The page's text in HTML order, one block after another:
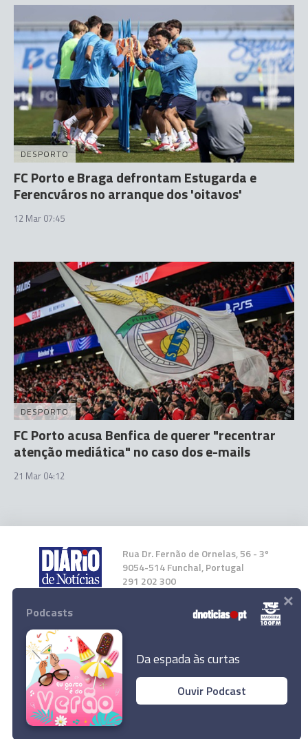
FC Porto tem 'exame' em Braga, Sporting
procura segurar vice-liderança
Ler Artigo
DESPORTO
FC Porto e Braga defrontam Estugarda e
Ferencváros no arranque dos 'oitavos'
12 Mar 07:45
DESPORTO
FC Porto acusa Benfica de querer "recentrar
atenção mediática" no caso dos e-mails
21 Mar 04:12
Rua Dr. Fernão de Ornelas, 56 - 3º
9054-514 Funchal, Portugal
291 202 300
Instale a nossa App
© 2026 Empresa Diário de Notícias, Lda.
Todos os direitos reservados.
Podcasts
Da espada às curtas
Ouvir Podcast
×